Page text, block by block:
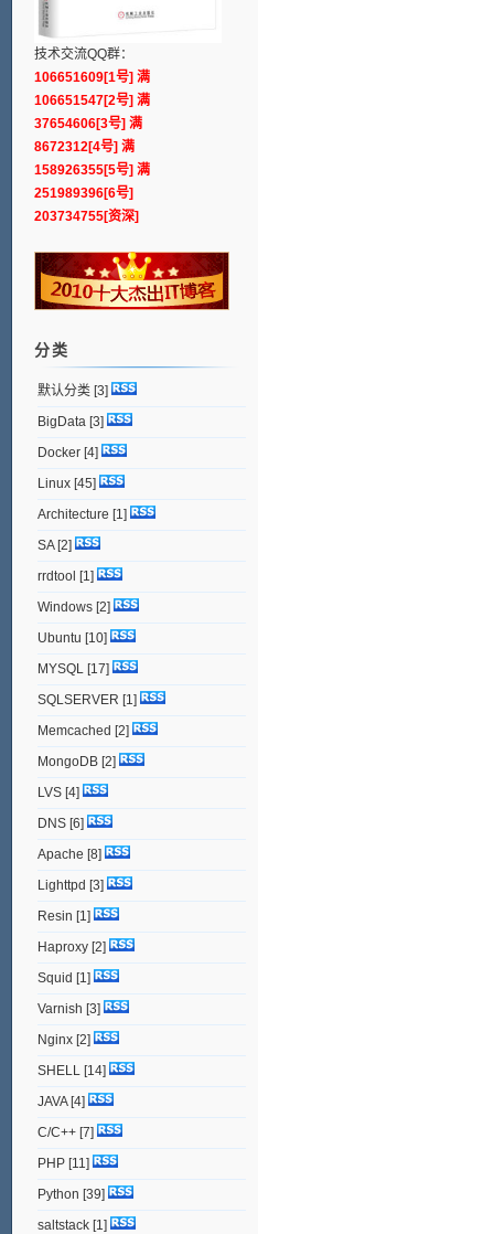
技术交流QQ群：
106651609[1号] 满
106651547[2号] 满
37654606[3号] 满
8672312[4号] 满
158926355[5号] 满
251989396[6号]
203734755[资深]
分类
默认分类[3]
BigData [3]
Docker[4]
Linux[45]
Architecture [1]
SA[2]
rrdtool [1]
Windows[2]
Ubuntu [10]
MYSQL [17]
SQLSERVER [1]
Memcached [2]
MongoDB[2]
LVS[4]
DNS[6]
Apache [8]
Lighttpd [3]
Resin [1]
Haproxy[2]
Squid [1]
Varnish [3]
Nginx[2]
SHELL [14]
JAVA[4]
C/C++[7]
PHP[11]
Python [39]
saltstack[1]